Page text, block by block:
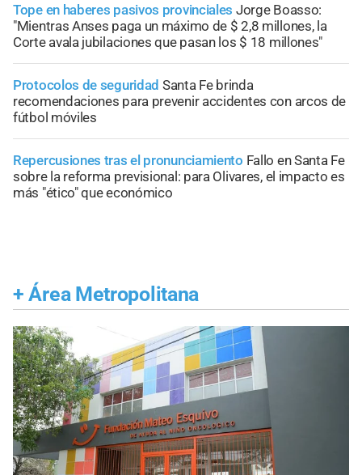
Tope en haberes pasivos provinciales Jorge Boasso:
"Mientras Anses paga un máximo de $ 2,8 millones, la
Corte avala jubilaciones que pasan los $ 18 millones"
Protocolos de seguridad Santa Fe brinda
recomendaciones para prevenir accidentes con arcos de
fútbol móviles
Repercusiones tras el pronunciamiento Fallo en Santa Fe
sobre la reforma previsional: para Olivares, el impacto es
más "ético" que económico
+ Área Metropolitana